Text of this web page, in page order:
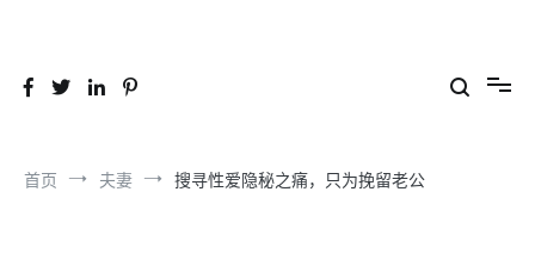
首页 夫妻 搜寻性爱隐秘之痛，只为挽留老公